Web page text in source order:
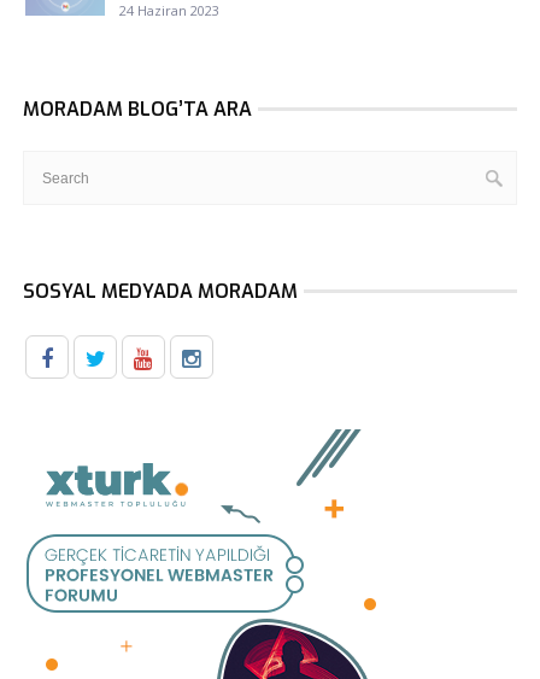
24 Haziran 2023
MORADAM BLOG’TA ARA
SOSYAL MEDYADA MORADAM